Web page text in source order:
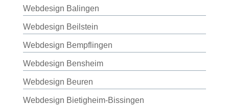
Webdesign Balingen
Webdesign Beilstein
Webdesign Bempflingen
Webdesign Bensheim
Webdesign Beuren
Webdesign Bietigheim-Bissingen